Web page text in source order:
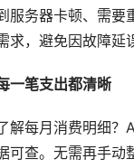
服务器卡顿、需
，避免因故障延
一笔支出都清晰
解每月消费明细
可查。无需再手